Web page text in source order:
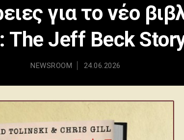
για το νέο
The Jeff Beck
NEWSROOM 24.06.2026